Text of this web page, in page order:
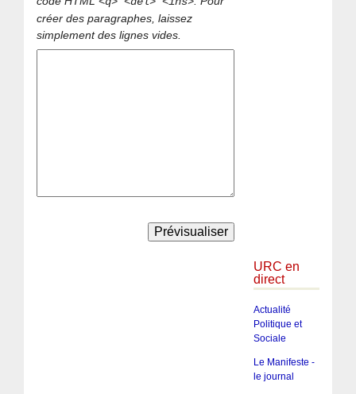
créer des paragraphes, laissez
simplement des lignes vides.
URC en
direct
Actualité
Politique et
Sociale
Le Manifeste -
le journal